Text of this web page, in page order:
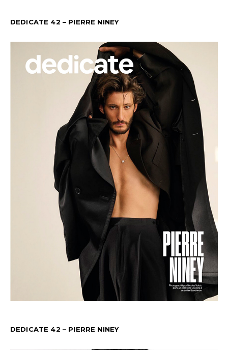
DEDICATE 42 – PIERRE NINEY
DEDICATE 42 – PIERRE NINEY